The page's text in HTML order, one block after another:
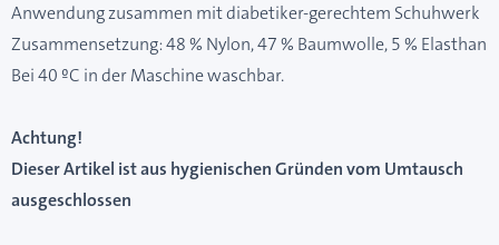
Anwendung zusammen mit diabetiker-gerechtem Schuhwerk
Zusammensetzung: 48 % Nylon, 47 % Baumwolle, 5 % Elasthan
Bei 40 ºC in der Maschine waschbar.
Achtung!
Dieser Artikel ist aus hygienischen Gründen vom Umtausch
ausgeschlossen